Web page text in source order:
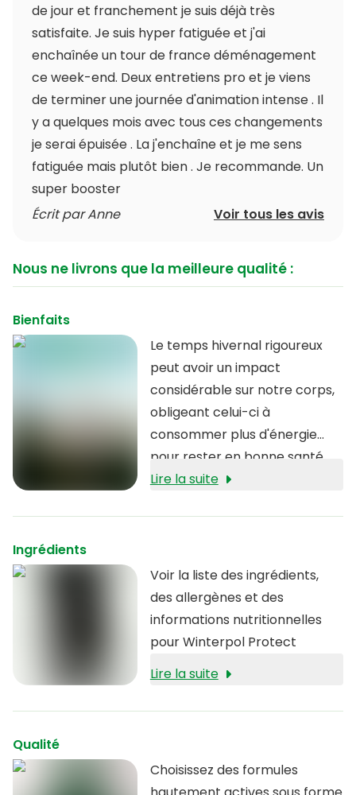
de jour et franchement je suis déjà très
satisfaite. Je suis hyper fatiguée et j'ai
enchaînée un tour de france déménagement
ce week-end. Deux entretiens pro et je viens
de terminer une journée d'animation intense . Il
y a quelques mois avec tous ces changements
je serai épuisée . La j'enchaîne et je me sens
fatiguée mais plutôt bien . Je recommande. Un
super booster
Écrit par Anne
Voir tous les avis
Nous ne livrons que la meilleure qualité :
Bienfaits
Le temps hivernal rigoureux
peut avoir un impact
considérable sur notre corps,
obligeant celui-ci à
consommer plus d'énergie
pour rester en bonne santé.
Cela peut entraîner une
Protect est spécialement
formulé pour soutenir le corps
pendant ces mois difficiles. Il
contient de l'échinacée et le
tous deux reconnus pour leur
agressions extérieures.
Ensemble, ils contribuent à
Lire la suite
Ingrédients
Voir la liste des ingrédients,
des allergènes et des
informations nutritionnelles
pour Winterpol Protect
Lire la suite
Qualité
Choisissez des formules